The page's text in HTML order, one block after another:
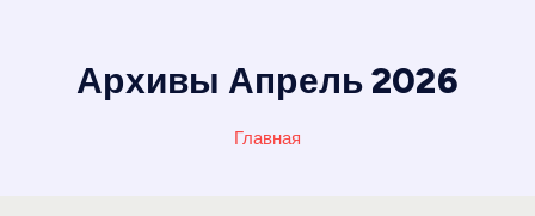
Архивы Апрель 2026
Главная